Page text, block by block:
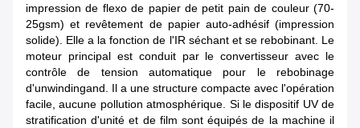
impression de flexo de papier de petit pain de couleur (70-
25gsm) et revêtement de papier auto-adhésif (impression
solide). Elle a la fonction de l'IR séchant et se rebobinant. Le
moteur principal est conduit par le convertisseur avec le
contrôle de tension automatique pour le rebobinage
d'unwindingand. Il a une structure compacte avec l'opération
facile, aucune pollution atmosphérique. Si le dispositif UV de
stratification d'unité et de film sont équipés de la machine il